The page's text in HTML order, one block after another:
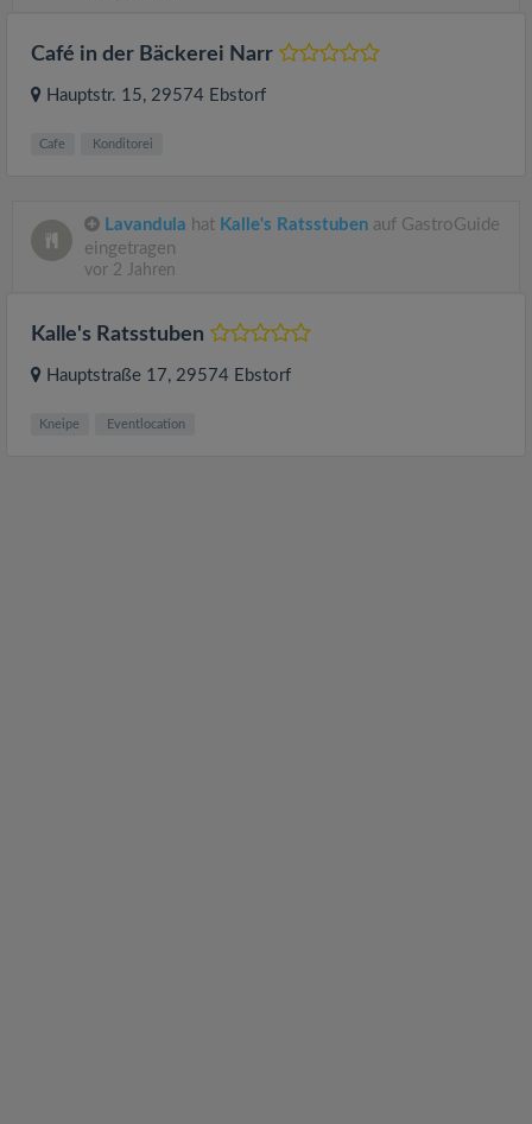
Café in der Bäckerei Narr
Hauptstr. 15, 29574 Ebstorf
Cafe Konditorei
Lavandula hat Kalle's Ratsstuben auf GastroGuide
eingetragen
vor 2 Jahren
Kalle's Ratsstuben
Hauptstraße 17, 29574 Ebstorf
Kneipe Eventlocation